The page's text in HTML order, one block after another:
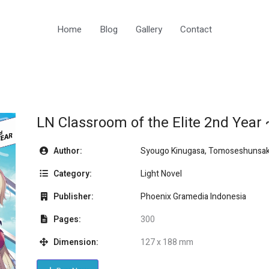
Home Blog Gallery Contact
LN Classroom of the Elite 2nd Year
Author:
Syougo Kinugasa,
Category:
Light Novel
Publisher:
Phoenix Gramedia Indonesia
Pages:
300
Dimension:
127 x 188 mm